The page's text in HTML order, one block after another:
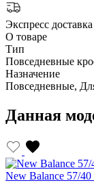
Экспресс доставка
О товаре
Тип
Повседневные
Назначение
Повседневные,
Данная
New Balance 57/40